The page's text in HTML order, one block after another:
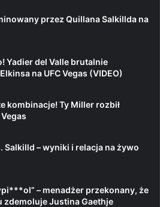
przez Quillana Salkillda na
Yadier del Valle brutalnie
na UFC Vegas (VIDEO)
kombinacje! Ty Miller rozbił
Salkilld – wyniki i relacja na żywo
– menadżer przekonany, że
zdemoluje Justina Gaethje